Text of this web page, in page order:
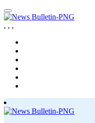
, , ,